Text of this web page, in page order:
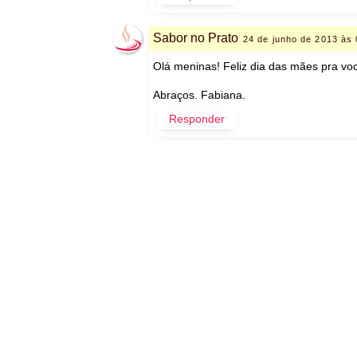
Sabor no Prato 24 de junho de 2013 às
Olá meninas! Feliz dia das mães pra
Abraços. Fabiana.
Responder